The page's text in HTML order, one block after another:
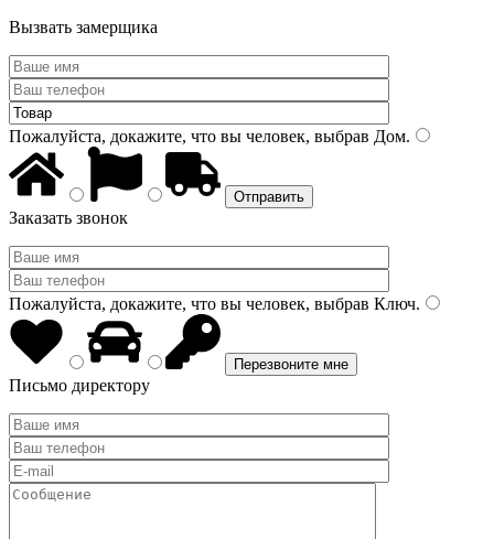
Вызвать замерщика
Пожалуйста, докажите, что вы человек, выбрав Дом.
Заказать звонок
Пожалуйста, докажите, что вы человек, выбрав Ключ.
Письмо директору